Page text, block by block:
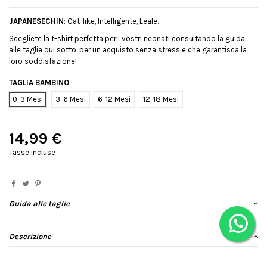
JAPANESECHIN: Cat-like, Intelligente, Leale.
Scegliete la t-shirt perfetta per i vostri neonati consultando la guida
alle taglie qui sotto, per un acquisto senza stress e che garantisca la
loro soddisfazione!
TAGLIA BAMBINO
0-3 Mesi
3-6 Mesi 6-12 Mesi 12-18 Mesi
14,99 €
Tasse incluse
Guida alle taglie
Descrizione